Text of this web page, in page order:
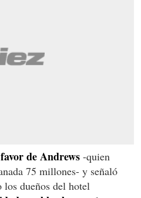
de Andrews -quien
75 millones- y señaló
los dueños del hotel